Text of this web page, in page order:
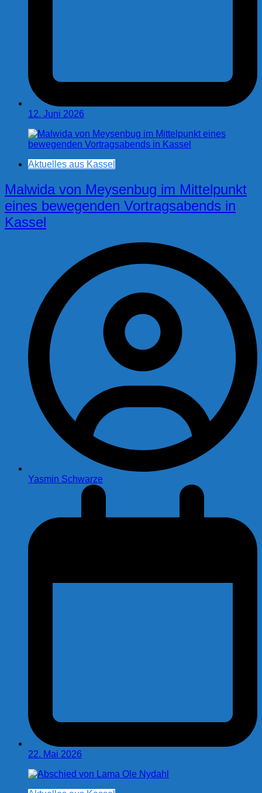
12. Juni 2026
Aktuelles aus Kassel
Malwida von Meysenbug im Mittelpunkt
eines bewegenden Vortragsabends in
Kassel
Yasmin Schwarze
22. Mai 2026